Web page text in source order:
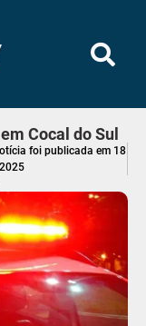
Cocal do Sul
foi publicada em 18